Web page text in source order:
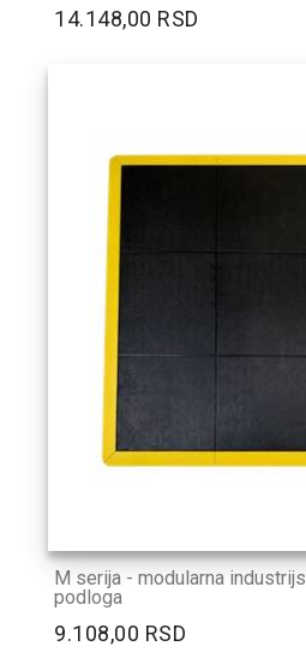
14.148,00 RSD
M serija - modularna
podloga
9.108,00 RSD